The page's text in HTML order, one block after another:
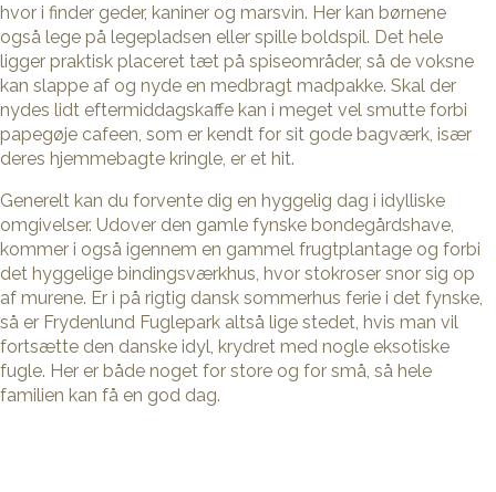
hvor i finder geder, kaniner og marsvin. Her kan børnene
også lege på legepladsen eller spille boldspil. Det hele
ligger praktisk placeret tæt på spiseområder, så de voksne
kan slappe af og nyde en medbragt madpakke. Skal der
nydes lidt eftermiddagskaffe kan i meget vel smutte forbi
papegøje cafeen, som er kendt for sit gode bagværk, især
deres hjemmebagte kringle, er et hit.
Generelt kan du forvente dig en hyggelig dag i idylliske
omgivelser. Udover den gamle fynske bondegårdshave,
kommer i også igennem en gammel frugtplantage og forbi
det hyggelige bindingsværkhus, hvor stokroser snor sig op
af murene. Er i på rigtig dansk sommerhus ferie i det fynske,
så er Frydenlund Fuglepark altså lige stedet, hvis man vil
fortsætte den danske idyl, krydret med nogle eksotiske
fugle. Her er både noget for store og for små, så hele
familien kan få en god dag.